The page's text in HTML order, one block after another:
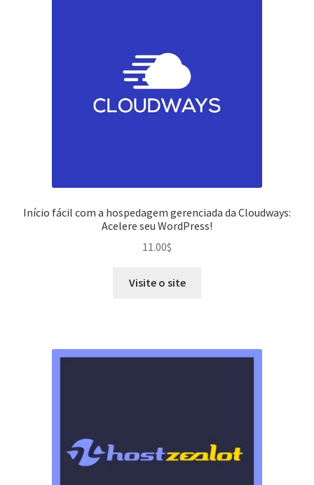
Início fácil com a hospedagem gerenciada da Cloudways:
Acelere seu WordPress!
11.00$
Visite o site